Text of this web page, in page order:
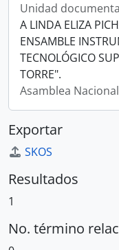
Unidad
A LINDA ELIZA
ENSAMBLE
TECNOLÓGICO
TORRE".
Asamblea
Exportar
SKOS
Resultados
1
No. término